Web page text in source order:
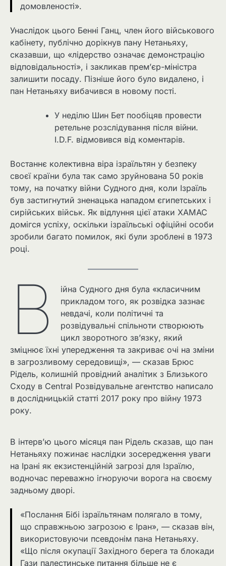
домовленості».
Унаслідок цього Бенні Ганц, член його військового
кабінету, публічно дорікнув пану Нетаньяху,
сказавши, що «лідерство означає демонстрацію
відповідальності», і закликав прем’єр-міністра
залишити посаду. Пізніше його було видалено, і
пан Нетаньяху вибачився в новому пості.
У неділю Шин Бет пообіцяв провести
ретельне розслідування після війни.
I.D.F. відмовився від коментарів.
Востаннє колективна віра ізраїльтян у безпеку
своєї країни була так само зруйнована 50 років
тому, на початку війни Судного дня, коли Ізраїль
був застигнутий зненацька нападом єгипетських і
сирійських військ. Як відлуння цієї атаки ХАМАС
домігся успіху, оскільки ізраїльські офіційні особи
зробили багато помилок, які були зроблені в 1973
році.
В
ійна Судного дня була «класичним
прикладом того, як розвідка зазнає
невдачі, коли політичні та
розвідувальні спільноти створюють
цикл зворотного зв’язку, який
зміцнює їхні упередження та закриває очі на зміни
в загрозливому середовищі», — сказав Брюс
Рідель, колишній провідний аналітик з Близького
Сходу в Central Розвідувальне агентство написало
в дослідницькій статті 2017 року про війну 1973
року.
В інтерв’ю цього місяця пан Рідель сказав, що пан
Нетаньяху пожинає наслідки зосередження уваги
на Ірані як екзистенційній загрозі для Ізраїлю,
водночас переважно ігноруючи ворога на своєму
задньому дворі.
«Послання Бібі ізраїльтянам полягало в тому,
що справжньою загрозою є Іран», — сказав він,
використовуючи псевдонім пана Нетаньяху.
«Що після окупації Західного берега та блокади
Гази палестинське питання більше не є